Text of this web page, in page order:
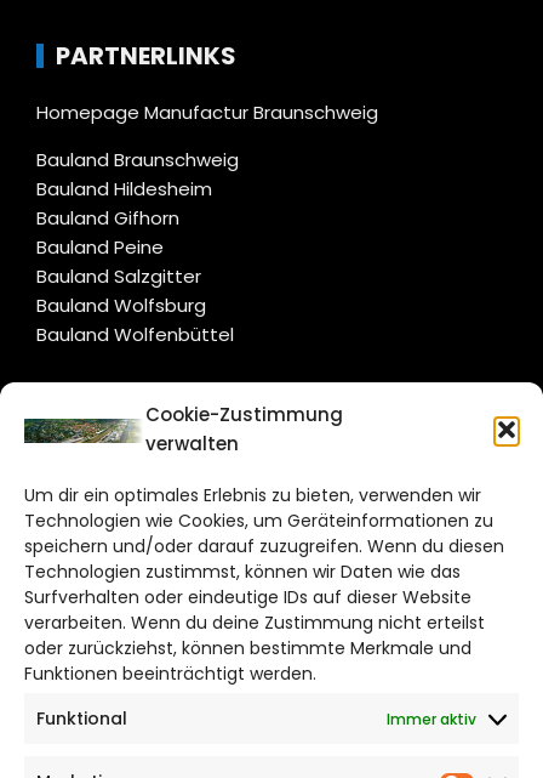
Cookie-Zustimmung
verwalten
Um dir ein optimales Erlebnis zu bieten, verwenden wir
Technologien wie Cookies, um Geräteinformationen zu
speichern und/oder darauf zuzugreifen. Wenn du diesen
Technologien zustimmst, können wir Daten wie das
Surfverhalten oder eindeutige IDs auf dieser Website
verarbeiten. Wenn du deine Zustimmung nicht erteilst
oder zurückziehst, können bestimmte Merkmale und
Funktionen beeinträchtigt werden.
Funktional
Immer aktiv
PARTNERLINKS
Homepage Manufactur Braunschweig
Bauland Braunschweig
Bauland Hildesheim
Bauland Gifhorn
Bauland Peine
Bauland Salzgitter
Bauland Wolfsburg
Bauland Wolfenbüttel
CITYLIFE!
Bruchtorwall 12
38100 Braunschweig
Telefon: 0531 387220 – 65
DAS STADTMAGAZIN FÜR
WOLFSBURG
Impressum